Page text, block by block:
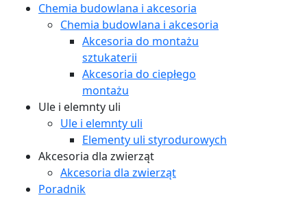
Chemia budowlana i akcesoria
Chemia budowlana i akcesoria
Akcesoria do montażu
sztukaterii
Akcesoria do ciepłego
montażu
Ule i elemnty uli
Ule i elemnty uli
Elementy uli styrodurowych
Akcesoria dla zwierząt
Akcesoria dla zwierząt
Poradnik